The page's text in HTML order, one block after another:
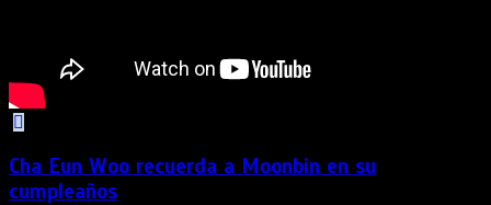
Cha Eun Woo recuerda a Moonbin en su
cumpleaños